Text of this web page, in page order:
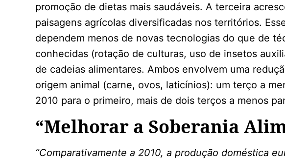
promoção de dietas mais saudáveis. A terceira
paisagens agrícolas diversificadas nos territórios.
dependem menos de novas tecnologias do que de
conhecidas (rotação de culturas, uso de insetos
de cadeias alimentares. Ambos envolvem uma
origem animal (carne, ovos, laticínios): um terço a
2010 para o primeiro, mais de dois terços a menos
“Melhorar a Soberania
“Comparativamente a 2010, a produção doméstica